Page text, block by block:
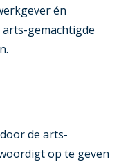
én
gemachtigde
de arts-
op te geven